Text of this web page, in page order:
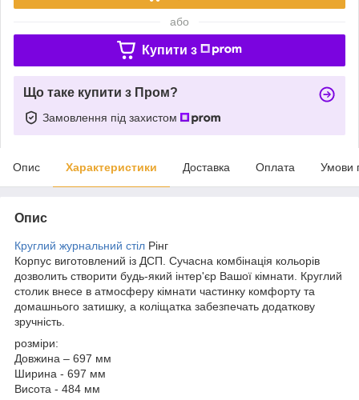
або
Купити з
Що таке купити з Пром?
Замовлення під захистом
Опис Характеристики Доставка Оплата Умови
Опис
Круглий журнальний стіл Рінг
Корпус виготовлений із ДСП. Сучасна комбінація кольорів
дозволить створити будь-який інтер'єр Вашої кімнати. Круглий
столик внесе в атмосферу кімнати частинку комфорту та
домашнього затишку, а коліщатка забезпечать додаткову
зручність.
розміри:
Довжина – 697 мм
Ширина - 697 мм
Висота - 484 мм